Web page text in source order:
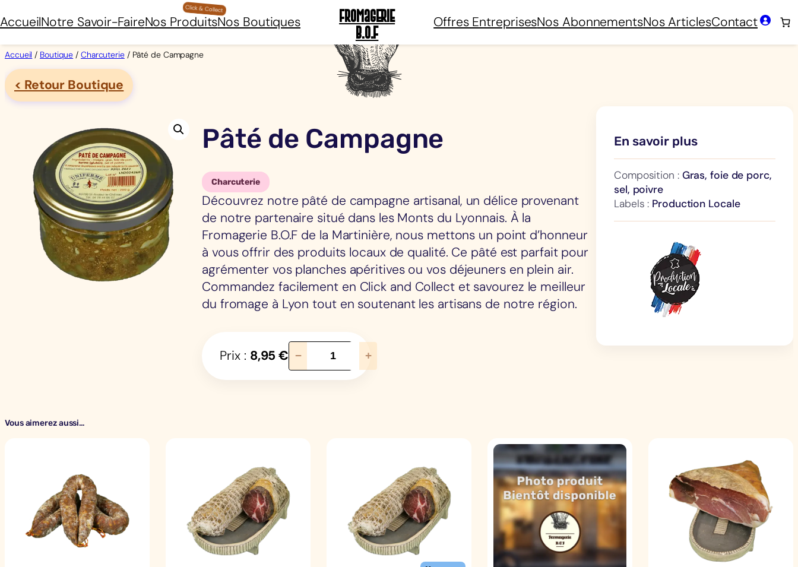
au
contenu
AccueilNotre Savoir-FaireNos ProduitsNos Boutiques
Fromagerie
B.O.F
Offres EntreprisesNos AbonnementsNos ArticlesContact
Accueil / Boutique / Charcuterie/ Pâté de Campagne
< Retour Boutique
Pâté de Campagne
Charcuterie
Découvrez notre pâté de campagne artisanal, un délice provenant
de notre partenaire situé dans les Monts du Lyonnais. À la
Fromagerie B.O.F de la Martinière, nous mettons un point d’honneur
à vous offrir des produits locaux de qualité. Ce pâté est parfait pour
agrémenter vos planches apéritives ou vos déjeuners en plein air.
Commandez facilement en Click and Collect et savourez le meilleur
du fromage à Lyon tout en soutenant les artisans de notre région.
Prix : 8,95€
u
a
d
e
− +
En savoir plus
Composition : Gras, foie de porc,
sel, poivre
Labels : Production Locale
Vous aimerez aussi…